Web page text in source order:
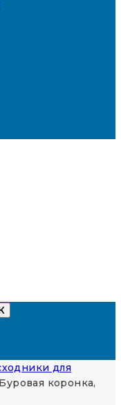
для
Буровая коронка,